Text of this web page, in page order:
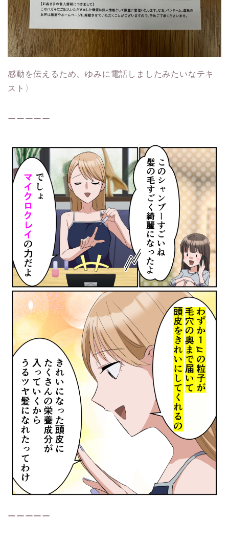
感動を伝えるため、ゆみに電話しましたみたいなテキ
スト〉
ーーーーー
ーーーーー